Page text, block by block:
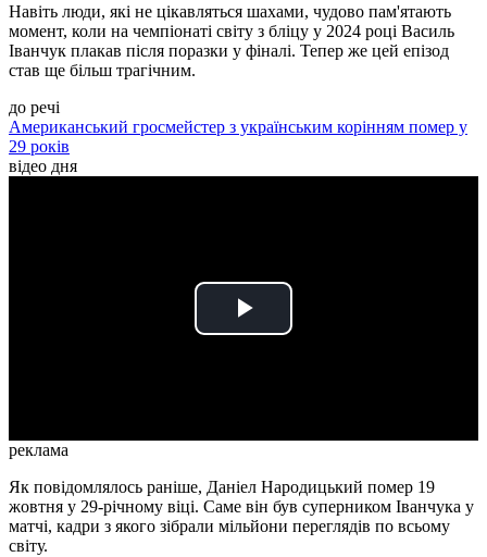
Навіть люди, які не цікавляться шахами, чудово пам'ятають
момент, коли на чемпіонаті світу з бліцу у 2024 році Василь
Іванчук плакав після поразки у фіналі. Тепер же цей епізод
став ще більш трагічним.
до речі
Американський гросмейстер з українським корінням помер у
29 років
відео дня
Play
реклама
Як повідомлялось раніше, Даніел Народицький помер 19
жовтня у 29-річному віці. Саме він був суперником Іванчука у
матчі, кадри з якого зібрали мільйони переглядів по всьому
світу.